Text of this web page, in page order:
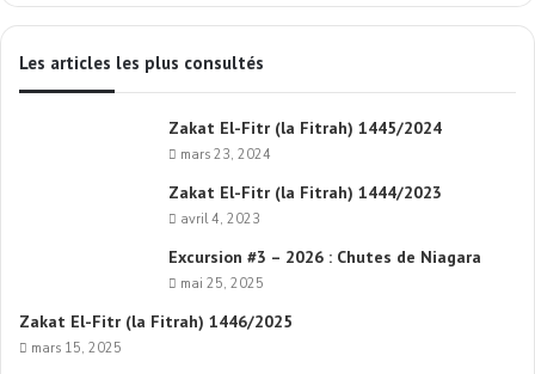
Les articles les plus consultés
Zakat El-Fitr (la Fitrah) 1445/2024
mars 23, 2024
Zakat El-Fitr (la Fitrah) 1444/2023
avril 4, 2023
Excursion #3 – 2026 : Chutes de Niagara
mai 25, 2025
Zakat El-Fitr (la Fitrah) 1446/2025
mars 15, 2025